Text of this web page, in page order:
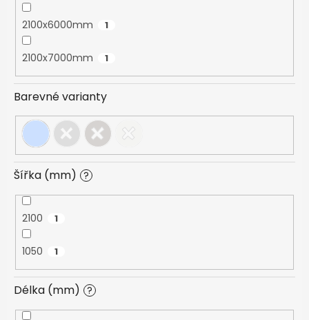
2100x6000mm 1
2100x7000mm 1
Barevné varianty
Šířka (mm) ?
2100 1
1050 1
Délka (mm) ?